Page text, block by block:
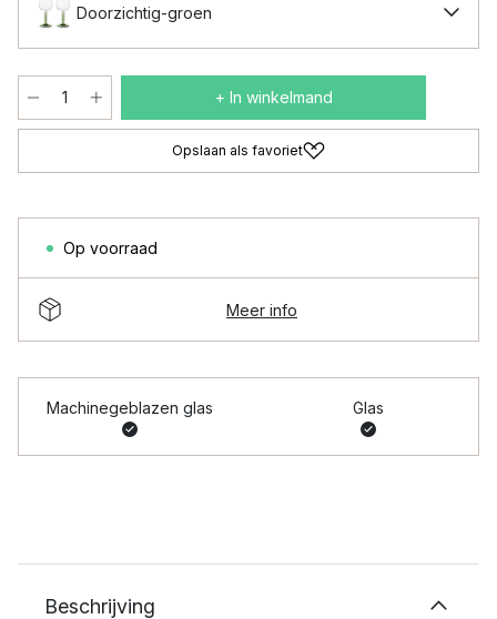
Doorzichtig-groen
+ In winkelmand
Opslaan als favoriet
Op voorraad
Meer info
Machinegeblazen glas Glas
Beschrijving